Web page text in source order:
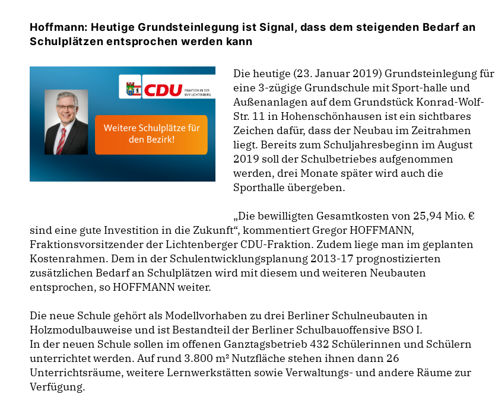
Hoffmann: Heutige Grundsteinlegung ist Signal, dass dem steigenden Bedarf an
Schulplätzen entsprochen werden kann
Die heutige (23. Januar 2019) Grundsteinlegung für
eine 3-zügige Grundschule mit Sport-halle und
Außenanlagen auf dem Grundstück Konrad-Wolf-
Str. 11 in Hohenschönhausen ist ein sichtbares
Zeichen dafür, dass der Neubau im Zeitrahmen
liegt. Bereits zum Schuljahresbeginn im August
2019 soll der Schulbetriebes aufgenommen
werden, drei Monate später wird auch die
Sporthalle übergeben.
Die bewilligten Gesamtkosten von 25,94 Mio.
sind eine gute Investition in die Zukunft“, kommentiert Gregor HOFFMANN,
Fraktionsvorsitzender der Lichtenberger CDU-Fraktion. Zudem liege man im geplanten
Kostenrahmen. Dem in der Schulentwicklungsplanung 2013-17 prognostizierten
zusätzlichen Bedarf an Schulplätzen wird mit diesem und weiteren Neubauten
entsprochen, so HOFFMANN weiter.
Die neue Schule gehört als Modellvorhaben zu drei Berliner Schulneubauten in
Holzmodulbauweise und ist Bestandteil der Berliner Schulbauoffensive BSO I.
In der neuen Schule sollen im offenen Ganztagsbetrieb 432 Schülerinnen und Schülern
unterrichtet werden. Auf rund 3.800 m² Nutzfläche stehen ihnen dann 26
Unterrichtsräume, weitere Lernwerkstätten sowie Verwaltungs- und andere Räume zur
Verfügung.